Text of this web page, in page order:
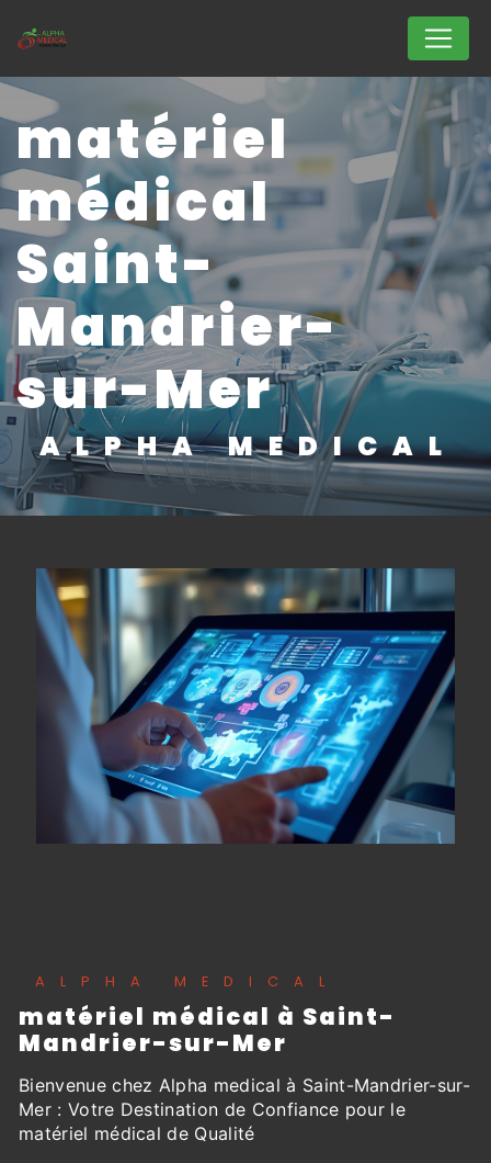
matériel
médical
Saint-
Mandrier-
sur-Mer
ALPHA MEDICAL
ALPHA MEDICAL
matériel médical à Saint-
Mandrier-sur-Mer
Bienvenue chez Alpha medical à Saint-Mandrier-sur-
Mer : Votre Destination de Confiance pour le
matériel médical de Qualité